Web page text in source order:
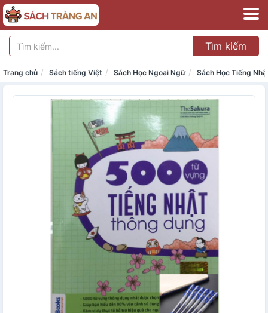
Tìm kiếm
Trang chủ Sách tiếng Việt Sách Học Ngoại Ngữ Sách Học Tiếng